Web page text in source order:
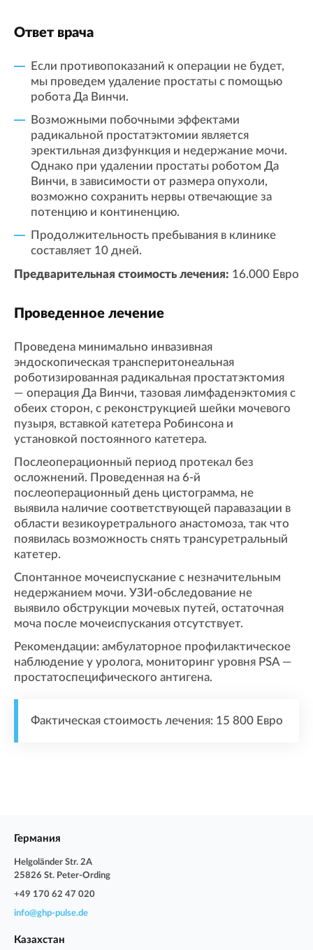
Ответ врача
Если противопоказаний к операции не будет,
мы проведем удаление простаты с помощью
робота Да Винчи.
Возможными побочными эффектами
радикальной простатэктомии является
эректильная дизфункция и недержание мочи.
Однако при удалении простаты роботом Да
Винчи, в зависимости от размера опухоли,
возможно сохранить нервы отвечающие за
потенцию и континенцию.
Продолжительность пребывания в клинике
составляет 10 дней.
Предварительная стоимость лечения: 16.000 Евро
Проведенное лечение
Проведена минимально инвазивная
эндоскопическая трансперитонеальная
роботизированная радикальная простатэктомия
— операция Да Винчи, тазовая лимфаденэктомия с
обеих сторон, с реконструкцией шейки мочевого
пузыря, вставкой катетера Робинсона и
установкой постоянного катетера.
Послеоперационный период протекал без
осложнений. Проведенная на 6-й
послеоперационный день цистограмма, не
выявила наличие соответствующей паравазации в
области везикоуретрального анастомоза, так что
появилась возможность снять трансуретральный
катетер.
Спонтанное мочеиспускание с незначительным
недержанием мочи. УЗИ-обследование не
выявило обструкции мочевых путей, остаточная
моча после мочеиспускания отсутствует.
Рекомендации: амбулаторное профилактическое
наблюдение у уролога, мониторинг уровня PSA —
простатоспецифического антигена.
Фактическая стоимость лечения: 15 800 Евро
Германия
Helgoländer Str. 2A
25826 St. Peter-Ording
+49 170 62 47 020
info@ghp-pulse.de
Казахстан